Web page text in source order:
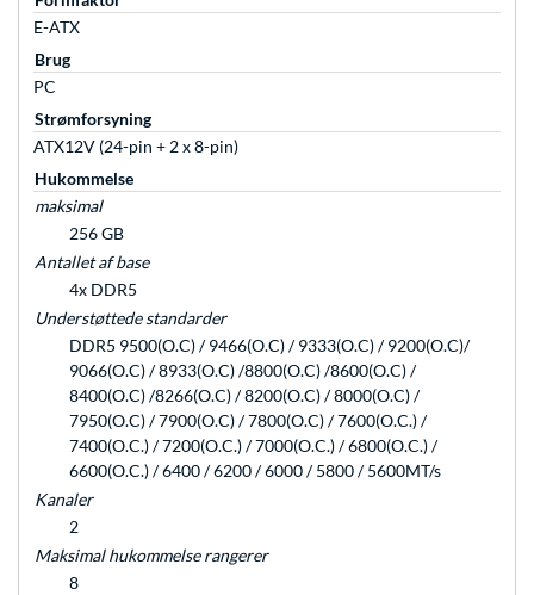
E-ATX
Brug
PC
Strømforsyning
ATX12V (24-pin + 2 x 8-pin)
Hukommelse
maksimal
256 GB
Antallet af base
4x DDR5
Understøttede standarder
DDR5 9500(O.C) / 9466(O.C) / 9333(O.C) / 9200(O.C)/
9066(O.C) / 8933(O.C) /8800(O.C) /8600(O.C) /
8400(O.C) /8266(O.C) / 8200(O.C) / 8000(O.C) /
7950(O.C) / 7900(O.C) / 7800(O.C) / 7600(O.C.) /
7400(O.C.) / 7200(O.C.) / 7000(O.C.) / 6800(O.C.) /
6600(O.C.) / 6400 / 6200 / 6000 / 5800 / 5600MT/s
Kanaler
2
Maksimal hukommelse rangerer
8